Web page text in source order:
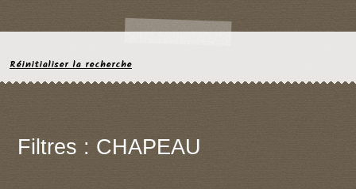
Réinitialiser la recherche
Filtres : CHAPEAU